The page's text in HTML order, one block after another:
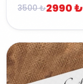
3500 ₺2990 ₺